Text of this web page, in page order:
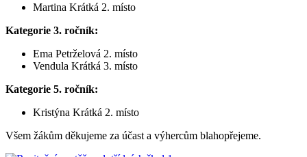
Martina Krátká 2. místo
Kategorie 3. ročník:
Ema Petrželová 2. místo
Vendula Krátká 3. místo
Kategorie 5. ročník:
Kristýna Krátká 2. místo
Všem žákům děkujeme za účast a výhercům blahopřejeme.